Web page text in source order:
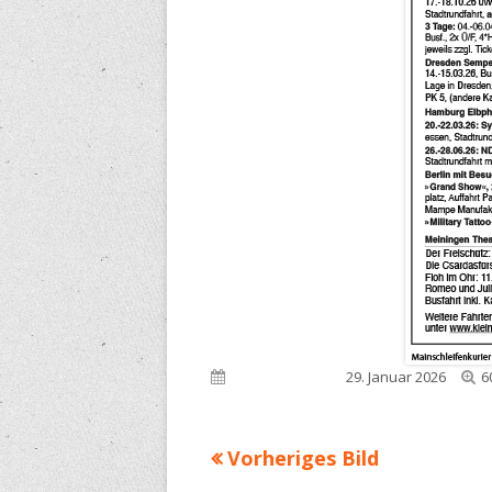
Veröffentlicht am29. Januar 2026
Vorheriges Bild